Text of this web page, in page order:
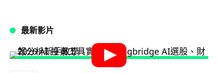
最新影片